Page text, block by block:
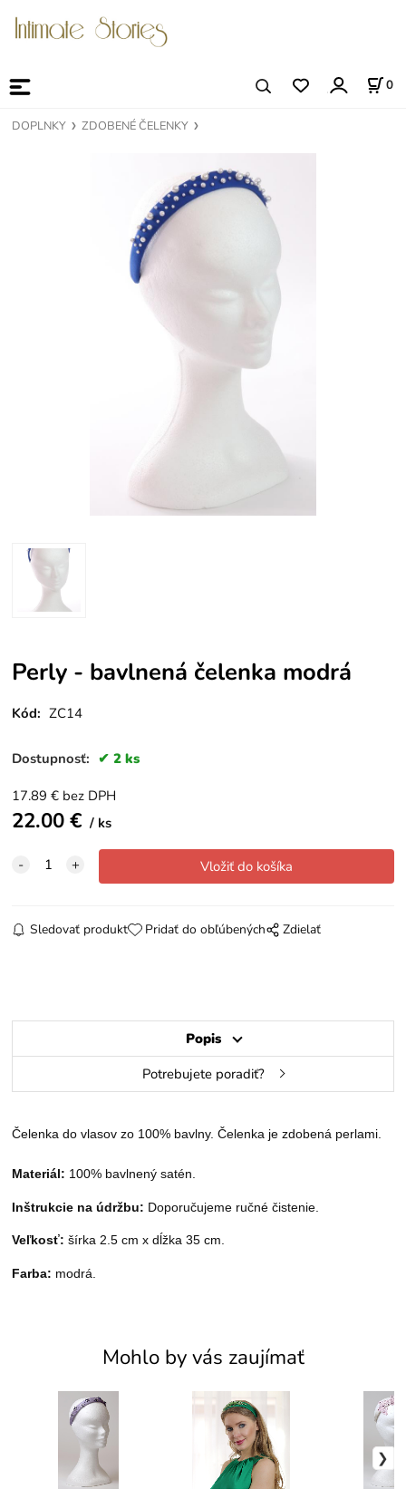
0
DOPLNKY ZDOBENÉ ČELENKY
Perly - bavlnená čelenka modrá
Kód: ZC14
Dostupnosť: 2 ks
17.89 € bez DPH
22.00€ ks
Sledovať produkt Pridať do obľúbených Zdielať
Popis
Potrebujete poradiť?
Čelenka do vlasov zo 100% bavlny. Čelenka je zdobená perlami.
Materiál: 100% bavlnený satén.
Inštrukcie na údržbu: Doporučujeme ručné čistenie
Veľkosť:šírka 2.5 cm x dĺžka 35 cm.
Farba: modrá.
Mohlo by vás zaujímať